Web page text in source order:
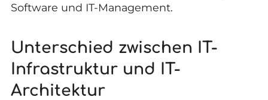
Software und IT-Management.
Unterschied zwischen IT-
Infrastruktur und IT-
Architektur